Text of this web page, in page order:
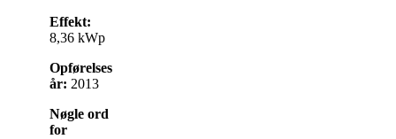
Effekt:
8,36 kWp
Opførelses
år: 2013
Nøgle ord
for